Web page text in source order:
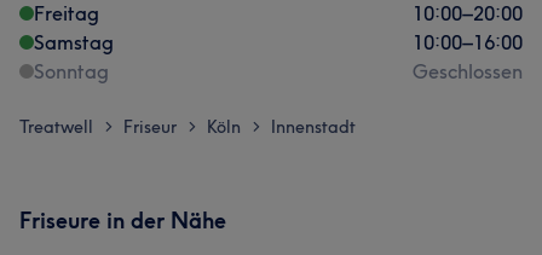
Freitag
10:00–20:00
Samstag
10:00–16:00
Sonntag
Geschlossen
Treatwell > Friseur > Köln > Innenstadt
Friseure in der Nähe